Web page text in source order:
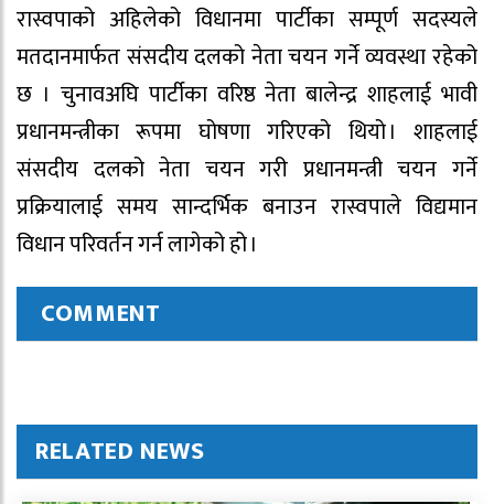
रास्वपाको अहिलेको विधानमा पार्टीका सम्पूर्ण सदस्यले
मतदानमार्फत संसदीय दलको नेता चयन गर्ने व्यवस्था रहेको
छ । चुनावअघि पार्टीका वरिष्ठ नेता बालेन्द्र शाहलाई भावी
प्रधानमन्त्रीका रूपमा घोषणा गरिएको थियो । शाहलाई
संसदीय दलको नेता चयन गरी प्रधानमन्त्री चयन गर्ने
प्रक्रियालाई समय सान्दर्भिक बनाउन रास्वपाले विद्यमान
विधान परिवर्तन गर्न लागेको हो ।
COMMENT
RELATED NEWS